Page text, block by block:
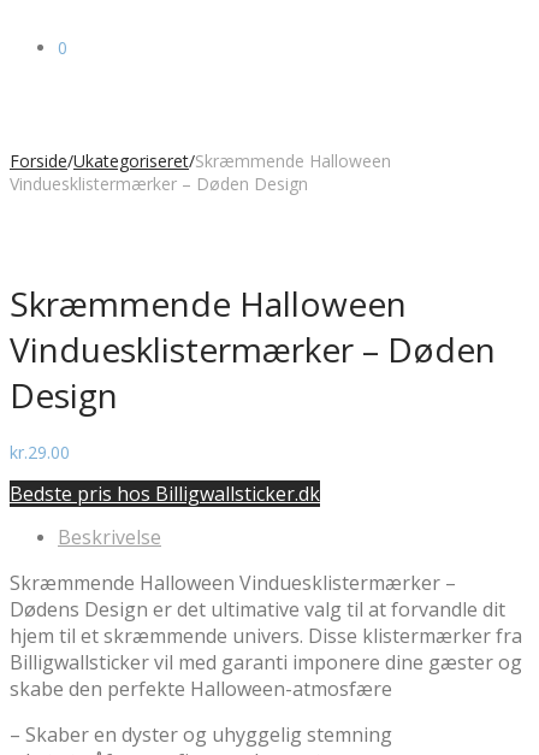
0
Forside/Ukategoriseret/Skræmmende Halloween
Vinduesklistermærker – Døden Design
Skræmmende Halloween
Vinduesklistermærker – Døden
Design
kr.29.00
Bedste pris hos Billigwallsticker.dk
Beskrivelse
Skræmmende Halloween Vinduesklistermærker –
Dødens Design er det ultimative valg til at forvandle dit
hjem til et skræmmende univers. Disse klistermærker fra
Billigwallsticker vil med garanti imponere dine gæster og
skabe den perfekte Halloween-atmosfære
– Skaber en dyster og uhyggelig stemning